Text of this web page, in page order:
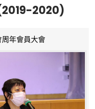
2020)
年會員大會